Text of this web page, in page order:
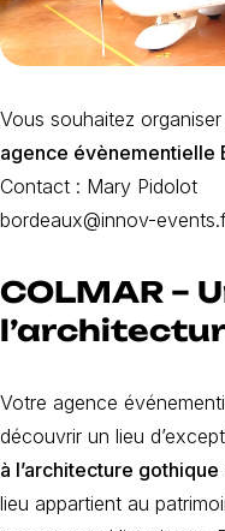
Vous souhaitez
agence évènementielle
Contact : Mary Pidolot
bordeaux@innov-
COLMAR –
Votre agence
découvrir un lieu
à l’architecture gothique
lieu appartient au